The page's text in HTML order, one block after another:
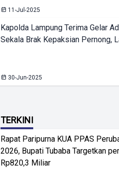
11-Jul-2025
Kapolda Lampung Terima Gelar
Sekala Brak Kepaksian Pernong,
30-Jun-2025
TERKINI
Rapat Paripurna KUA PPAS
2026, Bupati Tubaba Targetkan
Rp820,3 Miliar